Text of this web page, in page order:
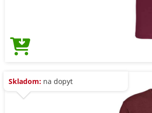
Skladom: na dopyt